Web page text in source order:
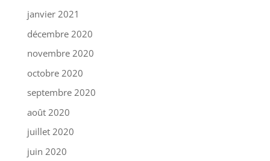
janvier 2021
décembre 2020
novembre 2020
octobre 2020
septembre 2020
août 2020
juillet 2020
juin 2020